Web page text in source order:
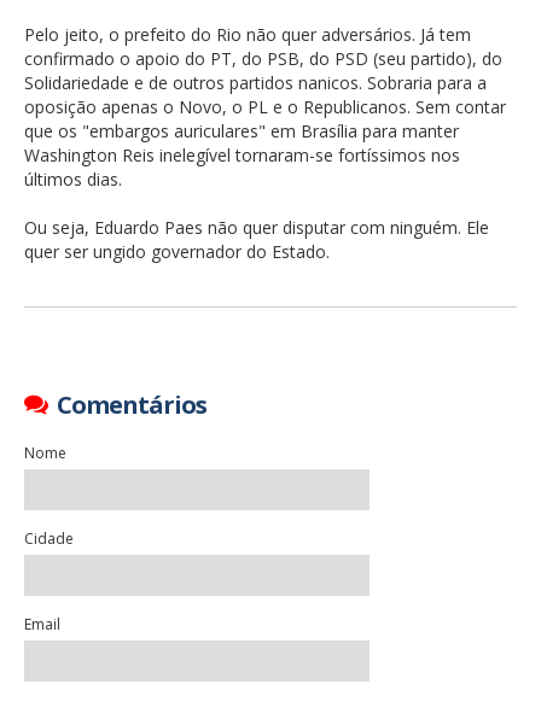
Pelo jeito, o prefeito do Rio não quer adversários. Já tem
confirmado o apoio do PT, do PSB, do PSD (seu partido), do
Solidariedade e de outros partidos nanicos. Sobraria para a
oposição apenas o Novo, o PL e o Republicanos. Sem contar
que os "embargos auriculares" em Brasília para manter
Washington Reis inelegível tornaram-se fortíssimos nos
últimos dias.
Ou seja, Eduardo Paes não quer disputar com ninguém. Ele
quer ser ungido governador do Estado.
Comentários
Nome
Cidade
Email